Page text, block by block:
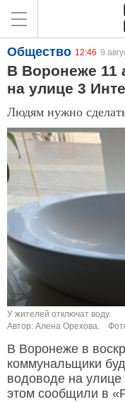
Общество 12:46 9
В Воронеже 11
на улице 3
Людям нужно
У жителей отключат воду.
Автор: Алена Орехова.
В Воронеже в
коммунальщики
водоводе на
этом сообщили в